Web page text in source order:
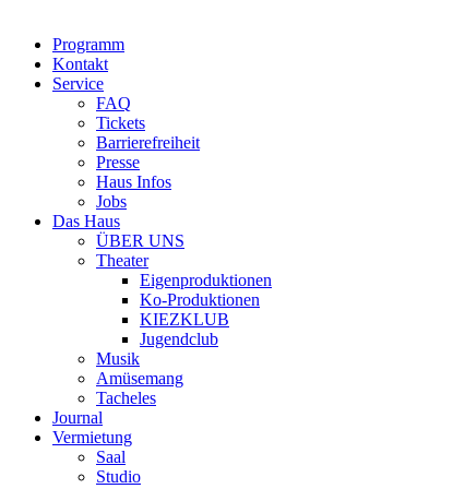
Programm
Kontakt
Service
FAQ
Tickets
Barrierefreiheit
Presse
Haus Infos
Jobs
Das Haus
ÜBER UNS
Theater
Eigenproduktionen
Ko-Produktionen
KIEZKLUB
Jugendclub
Musik
Amüsemang
Tacheles
Journal
Vermietung
Saal
Studio